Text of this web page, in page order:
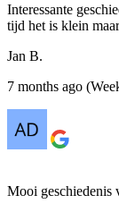
Interessante
tijd het is klein
Jan B.
7 months ago
Mooi geschiedenis